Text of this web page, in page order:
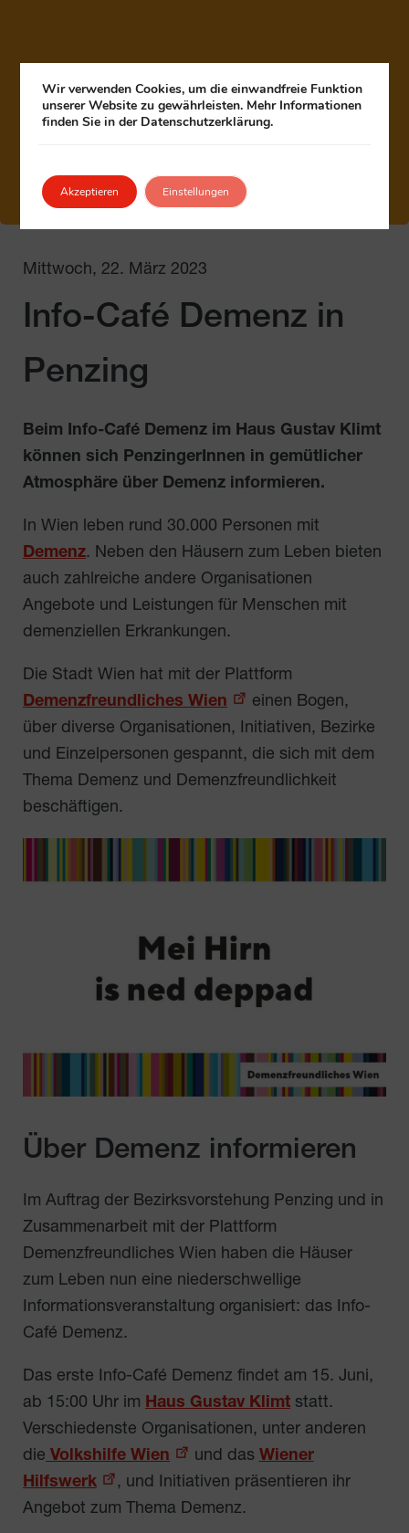
Mittwoch, 22. März 2023
Info-Café Demenz in
Penzing
Beim Info-Café Demenz im Haus Gustav Klimt
können sich PenzingerInnen in gemütlicher
Atmosphäre über Demenz informieren.
In Wien leben rund 30.000 Personen mit
Demenz. Neben den Häusern zum Leben bieten
auch zahlreiche andere Organisationen
Angebote und Leistungen für Menschen mit
demenziellen Erkrankungen.
Die Stadt Wien hat mit der Plattform
Demenzfreundliches Wien
einen Bogen,
über diverse Organisationen, Initiativen, Bezirke
und Einzelpersonen gespannt, die sich mit dem
Thema Demenz und Demenzfreundlichkeit
beschäftigen.
Über Demenz informieren
Im Auftrag der Bezirksvorstehung Penzing und in
Zusammenarbeit mit der Plattform
Demenzfreundliches Wien haben die Häuser
zum Leben nun eine niederschwellige
Informationsveranstaltung organisiert: das Info-
Café Demenz.
Das erste Info-Café Demenz findet am 15. Juni,
ab 15:00 Uhr im Haus Gustav Klimt statt.
Verschiedenste Organisationen, unter anderen
die Volkshilfe Wien und das Wiener
Hilfswerk
, und Initiativen präsentieren ihr
Angebot zum Thema Demenz.
Wir verwenden Cookies, um die einwandfreie Funktion
unserer Website zu gewährleisten. Mehr Informationen
finden Sie in der Datenschutzerklärung.
Akzeptieren Einstellungen